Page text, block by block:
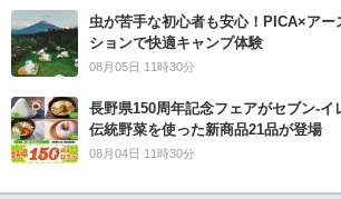
虫が苦手な初心者も安心！PICA×ア
ションで快適キャンプ体験
08月05日 11時30分
長野県150周年記念フェアがセブン-
伝統野菜を使った新商品21品が登場
08月04日 11時30分